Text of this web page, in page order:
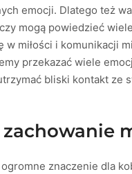
emocji. Dlatego też
mogą powiedzieć
miłości i komunikacji
przekazać wiele
bliski kontakt ze
znaczenie dla